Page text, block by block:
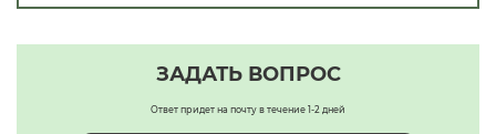
ЗАДАТЬ ВОПРОС
Ответ придет на почту в течение 1-2 дней